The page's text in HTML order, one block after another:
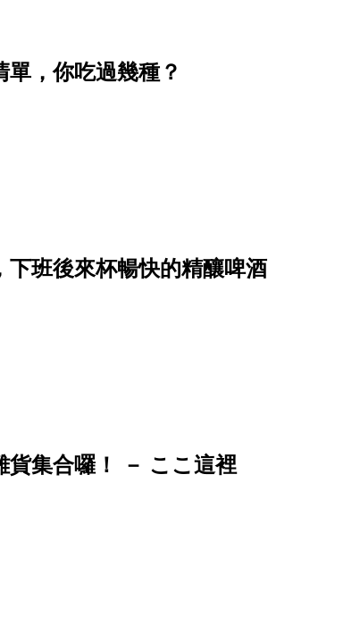
，你吃過幾種？
下班後來杯暢快的精釀啤酒
貨集合囉！ － ここ這裡